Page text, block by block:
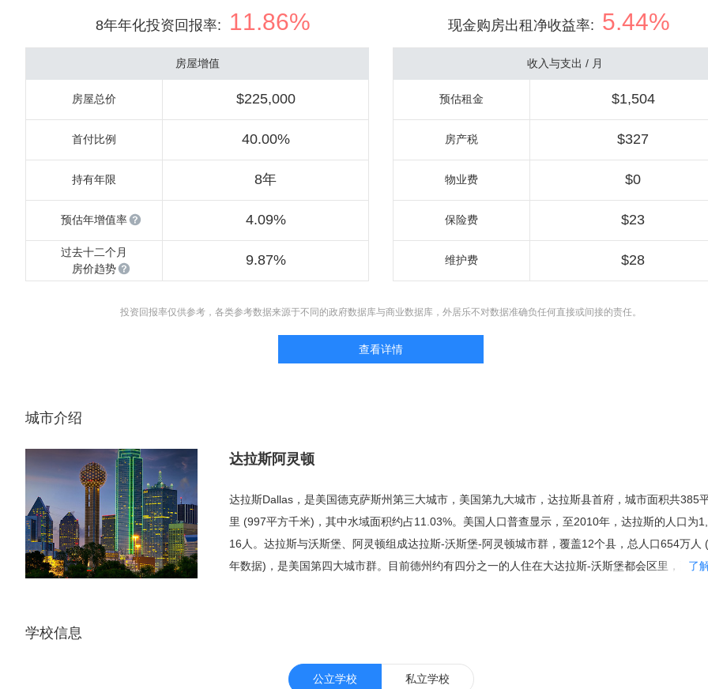
8年年化投资回报率: 11.86% 现金购房出租净收益率: 5.44%
房屋增值
房屋总价 $225,000
首付比例 40.00%
持有年限 8年
预估年增值率 4.09%
过去十二个月
房价趋势
9.87%
收入与支出 / 月
预估租金 $1,504
房产税 $327
物业费 $0
保险费 $23
维护费 $28
投资回报率仅供参考，各类参考数据来源于不同的政府数据库与商业数据库，外居乐不对数据准确负任何直接或间接的责任。
查看详情
城市介绍
达拉斯阿灵顿
达拉斯Dallas，是美国德克萨斯州第三大城市，美国第九大城市，达拉斯县首府，城市面积共385
里 (997平方千米)，其中水域面积约占11.03%。美国人口普查显示，至2010年，达拉斯的人口为
16人。达拉斯与沃斯堡、阿灵顿组成达拉斯-沃斯堡-阿灵顿城市群，覆盖12个县，总人口654万人
年数据)，是美国第四大城市群。目前德州约有四分之一的人住在大达拉斯-沃斯堡都会区里，而达
DP总量为5040亿美元，位居全美第五。 位于德州北部，达拉斯是美国南部主要都市圈，以及美国
了
学校信息
公立学校 私立学校